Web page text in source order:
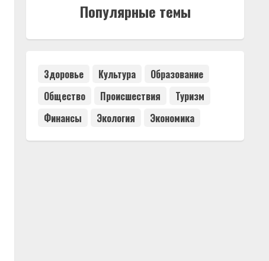
Популярные темы
Здоровье Культура
Образование
Общество
Происшествия
Туризм
Финансы
Экология Экономика